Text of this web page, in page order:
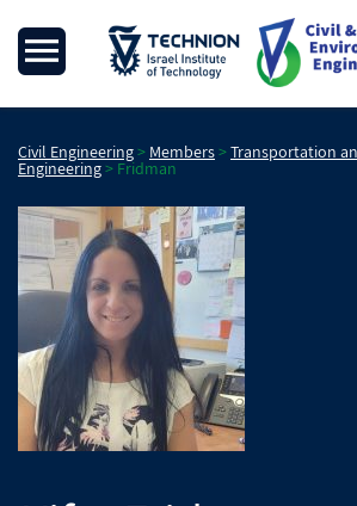
Civil Engineering> Members>Transportation
Engineering> Fridman